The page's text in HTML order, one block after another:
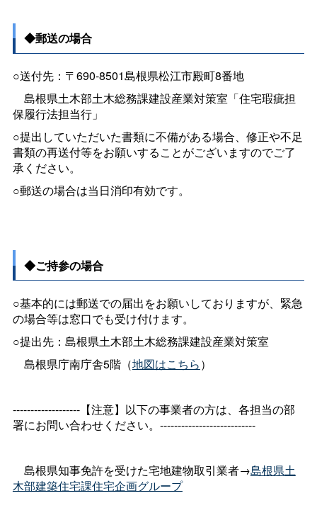
◆郵送の場合
○送付先：〒690-8501島根県松江市殿町8番地
島根県土木部土木総務課建設産業対策室「住宅瑕疵担
保履行法担当行」
○提出していただいた書類に不備がある場合、修正や不足
書類の再送付等をお願いすることがございますのでご了
承ください。
○郵送の場合は当日消印有効です。
◆ご持参の場合
○基本的には郵送での届出をお願いしておりますが、緊急
の場合等は窓口でも受け付けます。
○提出先：島根県土木部土木総務課建設産業対策室
島根県庁南庁舎5階（地図はこちら）
-------------------【注意】以下の事業者の方は、各担当の部
署にお問い合わせください。---------------------------
島根県知事免許を受けた宅地建物取引業者→島根県土
木部建築住宅課住宅企画グループ